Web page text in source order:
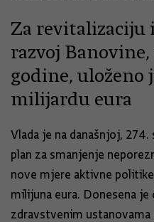
Za
razvoj
godine, uloženo
milijardu eura
Vlada je na današnjoj,
plan za smanjenje
nove mjere aktivne
milijuna eura. Donesena je
zdravstvenim